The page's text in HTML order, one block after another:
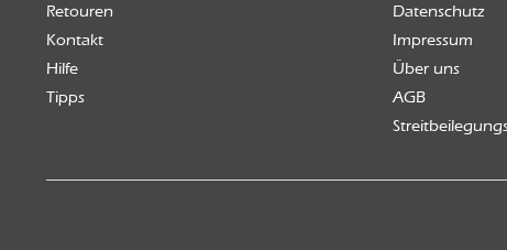
Retouren
Kontakt
Hilfe
Tipps
Datenschutz
Impressum
Über uns
AGB